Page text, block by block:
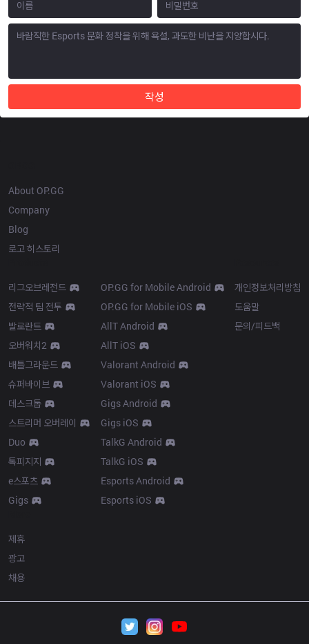
작성
About OP.GG
Company
Blog
로고 히스토리
리그오브레전드
전략적 팀 전투
발로란트
오버워치2
배틀그라운드
슈퍼바이브
데스크톱
스트리머 오버레이
Duo
톡피지지
e스포츠
Gigs
OP.GG for Mobile Android
OP.GG for Mobile iOS
AllT Android
AllT iOS
Valorant Android
Valorant iOS
Gigs Android
Gigs iOS
TalkG Android
TalkG iOS
Esports Android
Esports iOS
개인정보처리방침
도움말
문의/피드백
제휴
광고
채용